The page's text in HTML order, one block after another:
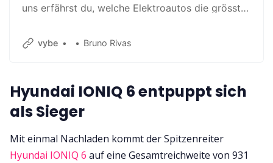
uns erfährst du, welche Elektroautos die grösste
vybe Bruno Rivas
Hyundai IONIQ 6 entpuppt sich
als Sieger
Mit einmal Nachladen kommt der Spitzenreiter
Hyundai IONIQ 6 auf eine Gesamtreichweite von 931